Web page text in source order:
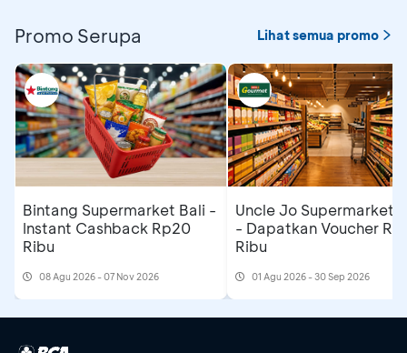
Promo Serupa Lihat semua promo
Bintang Supermarket Bali -
Instant Cashback Rp20
Ribu
08 Agu 2026 - 07 Nov 2026
Uncle Jo Supermarket
- Dapatkan Voucher
Ribu
01 Agu 2026 - 30 Sep 2026